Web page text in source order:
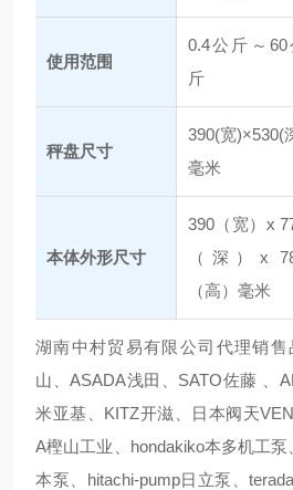
使用范围
0.4公斤～60
斤
秤盘尺寸
390(宽)×530(
毫米
本体外形尺寸
390（宽）x
（深）x
（高）毫米
湖南中村贸易有限公司代理销售
山、ASADA浅田、SATO佐藤 、
米亚基、KITZ开滋、日本阀天
A樫山工业、hondakiko本多机工泵
本泵、hitachi-pump日立泵、